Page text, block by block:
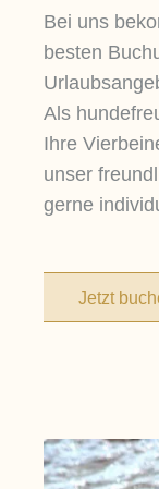
Bei uns
besten
Als
Ihre
unser
gerne
Jetzt